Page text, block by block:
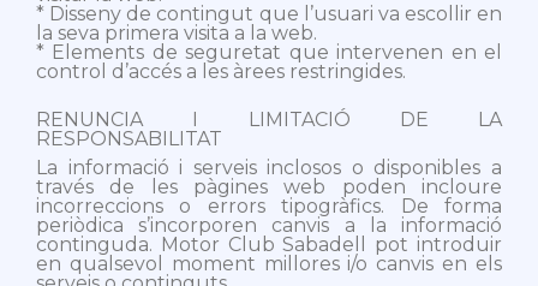
* Disseny de contingut que l’usuari va escollir en
la seva primera visita a la web.
* Elements de seguretat que intervenen en el
control d’accés a les àrees restringides.
RENUNCIA I LIMITACIÓ DE LA
RESPONSABILITAT
La informació i serveis inclosos o disponibles a
través de les pàgines web poden incloure
incorreccions o errors tipogràfics. De forma
periòdica s’incorporen canvis a la informació
continguda. Motor Club Sabadell pot introduir
en qualsevol moment millores i/o canvis en els